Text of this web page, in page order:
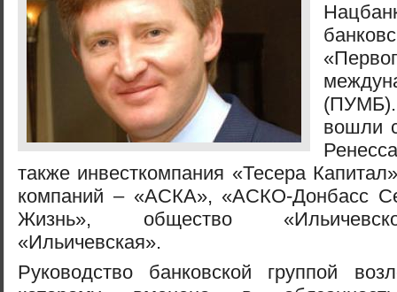
вошли
также инвесткомпания «Тесера
компаний – «АСКА», «АСКО-Донбасс
Жизнь», общество
«Ильичевская».
Руководство банковской группой